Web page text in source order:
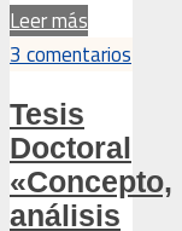
Leer más
3 comentarios
Tesis
Doctoral
«Concepto,
análisis